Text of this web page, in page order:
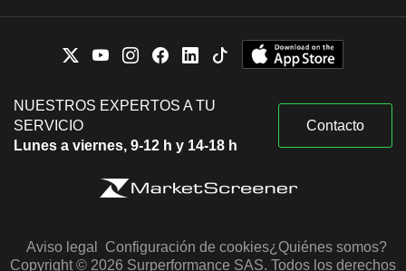
NUESTROS EXPERTOS A TU
SERVICIO
Lunes a viernes, 9-12 h y 14-18 h
Contacto
Aviso legal Configuración de cookies¿Quiénes somos?
Copyright © 2026 Surperformance SAS. Todos los derechos